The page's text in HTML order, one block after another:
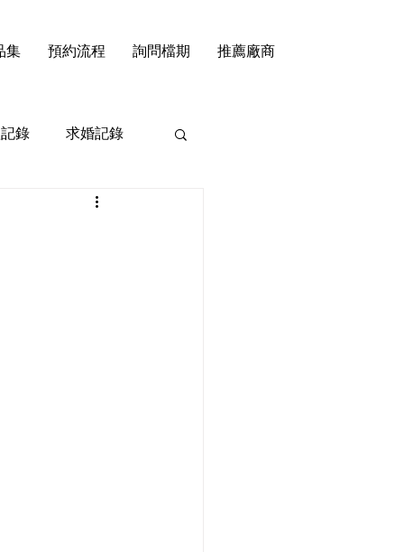
集 預約流程 詢問檔期 推薦廠商
錄 求婚記錄